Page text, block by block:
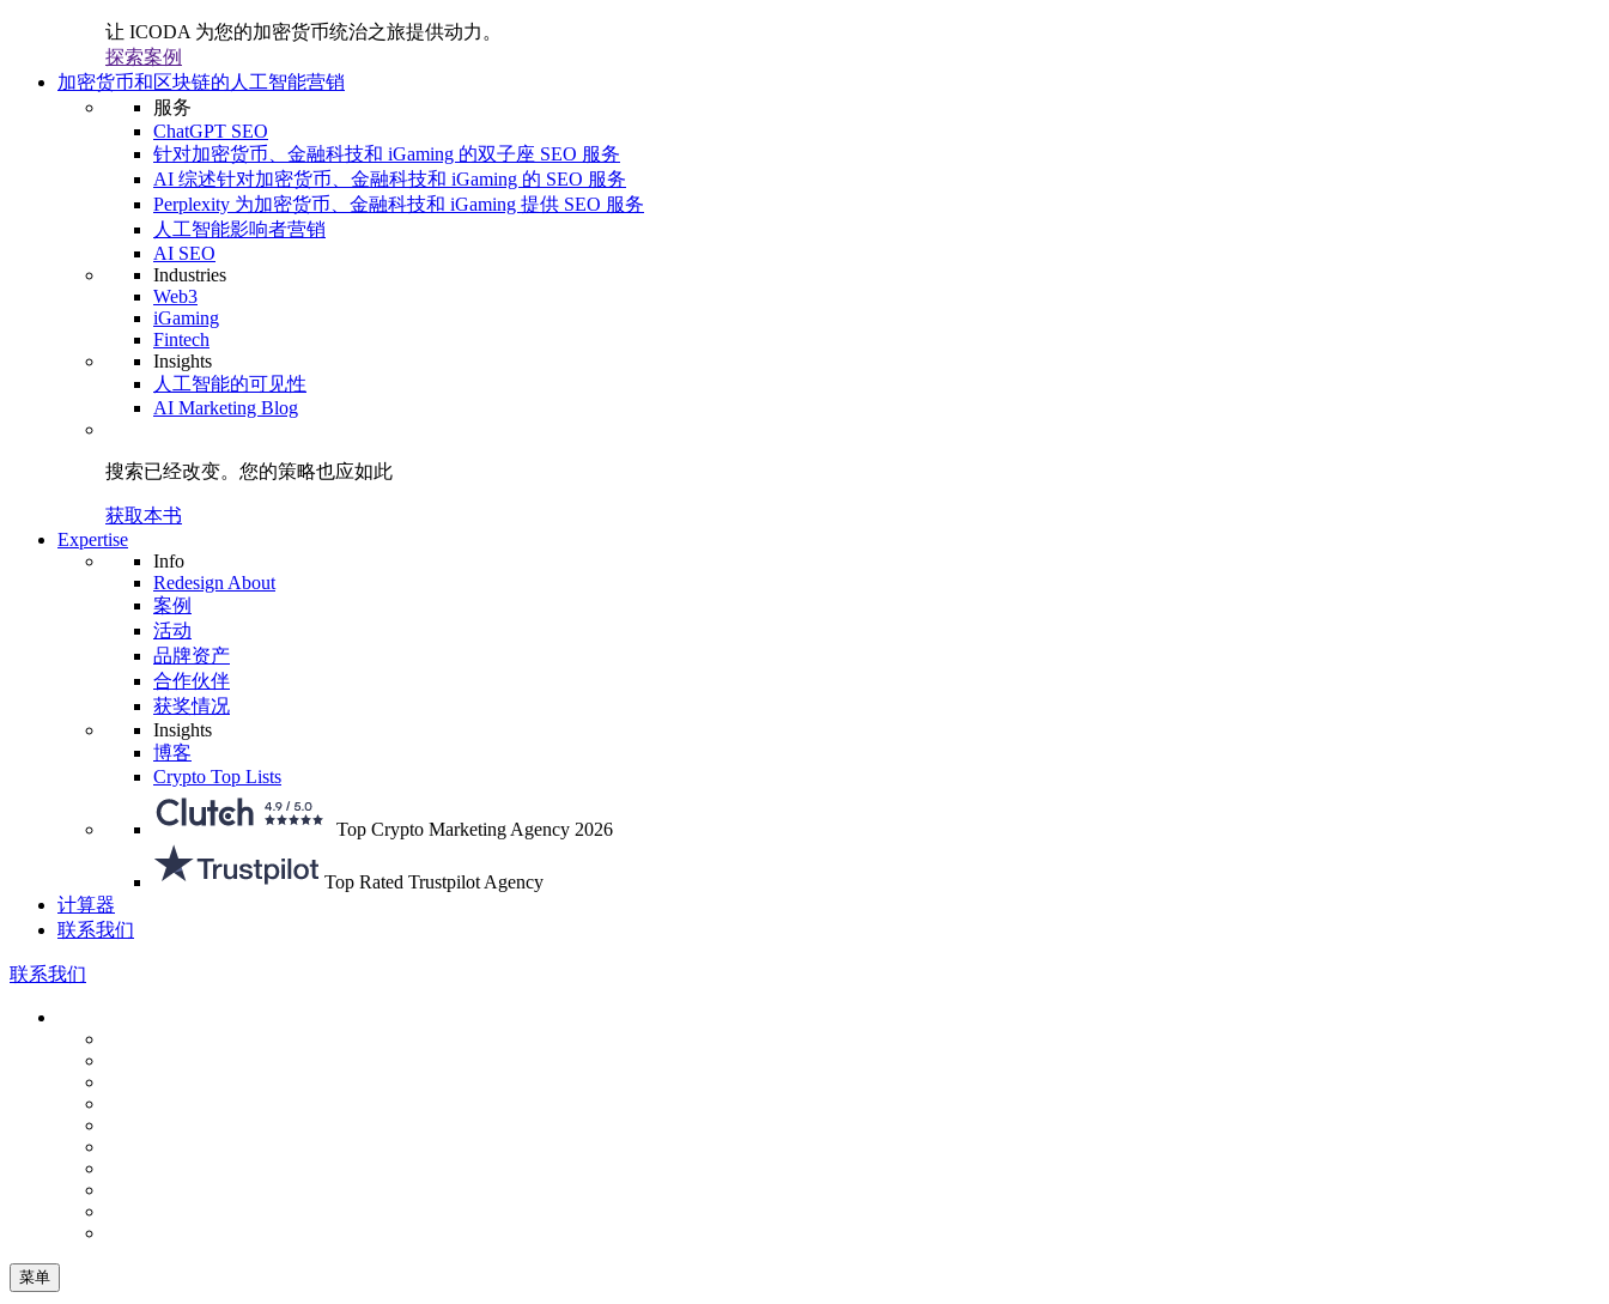
让 ICODA 为您的加密货币统治之旅提供动力。
探索案例
加密货币和区块链的人工智能营销
服务
ChatGPT SEO
针对加密货币、金融科技和 iGaming 的双子座 SEO 服务
AI 综述针对加密货币、金融科技和 iGaming 的 SEO 服务
Perplexity 为加密货币、金融科技和 iGaming 提供 SEO 服务
人工智能影响者营销
AI SEO
Industries
Web3
iGaming
Fintech
Insights
人工智能的可见性
AI Marketing Blog
搜索已经改变。 您的策略也应如此
获取本书
Expertise
Info
Redesign About
案例
活动
品牌资产
合作伙伴
获奖情况
Insights
博客
Crypto Top Lists
Top Crypto Marketing Agency 2026
Top Rated Trustpilot Agency
计算器
联系我们
联系我们
菜单